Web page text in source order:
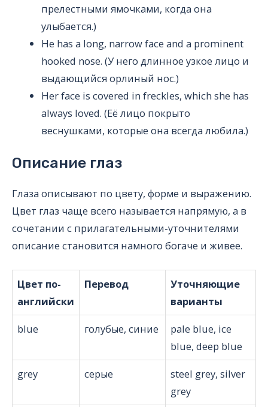
прелестными ямочками, когда она
улыбается.)
He has a long, narrow face and a prominent
hooked nose. (У него длинное узкое лицо и
выдающийся орлиный нос.)
Her face is covered in freckles, which she has
always loved. (Её лицо покрыто
веснушками, которые она всегда любила.)
Описание глаз
Глаза описывают по цвету, форме и выражению.
Цвет глаз чаще всего называется напрямую, а в
сочетании с прилагательными-уточнителями
описание становится намного богаче и живее.
Цвет по-
английски
Перевод
Уточняющие
варианты
blue
голубые, синие
pale blue, ice
blue, deep blue
grey
серые
steel grey, silver
grey